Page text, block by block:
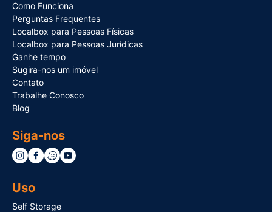
Como Funciona
Perguntas Frequentes
Localbox para Pessoas Físicas
Localbox para Pessoas Jurídicas
Ganhe tempo
Sugira-nos um imóvel
Contato
Trabalhe Conosco
Blog
Siga-nos
Uso
Self Storage